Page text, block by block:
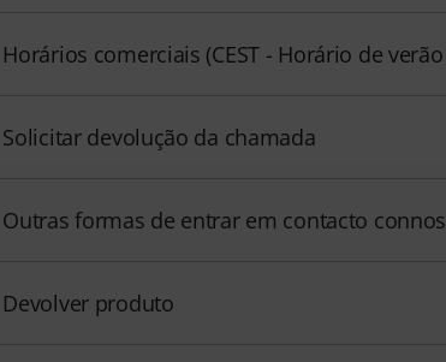
Horários comerciais (CEST - Horário de
Solicitar devolução da chamada
Outras formas de entrar em contacto
Devolver produto